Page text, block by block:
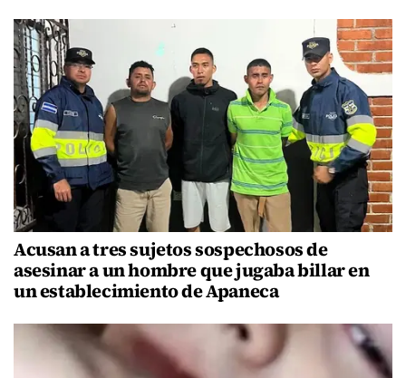
Acusan a tres sujetos sospechosos de
asesinar a un hombre que jugaba billar en
un establecimiento de Apaneca